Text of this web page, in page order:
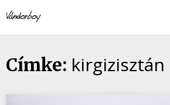
to
content
Címke: kirgizisztán